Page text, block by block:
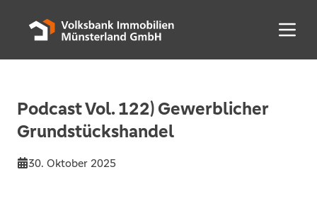
Menü
Podcast Vol. 122) Gewerblicher
Grundstückshandel
30. Oktober 2025